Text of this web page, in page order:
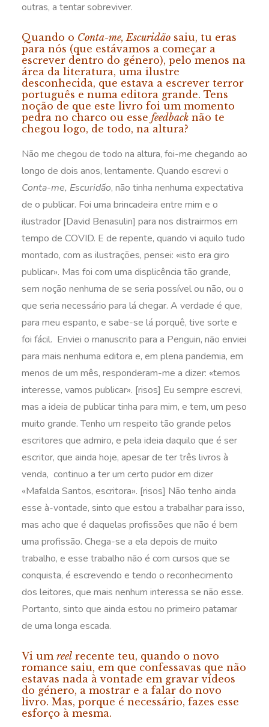
outras, a tentar sobreviver.
Quando o Conta-me, Escuridão saiu, tu eras
para nós (que estávamos a começar a
escrever dentro do género), pelo menos na
área da literatura, uma ilustre
desconhecida, que estava a escrever terror
português e numa editora grande. Tens
noção de que este livro foi um momento
pedra no charco ou esse feedback não te
chegou logo, de todo, na altura?
Não me chegou de todo na altura, foi-me chegando ao
longo de dois anos, lentamente. Quando escrevi o
Conta-me, Escuridão, não tinha nenhuma expectativa
de o publicar. Foi uma brincadeira entre mim e o
ilustrador [David Benasulin] para nos distrairmos em
tempo de COVID. E de repente, quando vi aquilo tudo
montado, com as ilustrações, pensei: «isto era giro
publicar». Mas foi com uma displicência tão grande,
sem noção nenhuma de se seria possível ou não, ou o
que seria necessário para lá chegar. A verdade é que,
para meu espanto, e sabe-se lá porquê, tive sorte e
foi fácil. Enviei o manuscrito para a Penguin, não enviei
para mais nenhuma editora e, em plena pandemia, em
menos de um mês, responderam-me a dizer: «temos
interesse, vamos publicar». [risos] Eu sempre escrevi,
mas a ideia de publicar tinha para mim, e tem, um peso
muito grande. Tenho um respeito tão grande pelos
escritores que admiro, e pela ideia daquilo que é ser
escritor, que ainda hoje, apesar de ter três livros à
venda, continuo a ter um certo pudor em dizer
«Mafalda Santos, escritora». [risos] Não tenho ainda
esse à-vontade, sinto que estou a trabalhar para isso,
mas acho que é daquelas profissões que não é bem
uma profissão. Chega-se a ela depois de muito
trabalho, e esse trabalho não é com cursos que se
conquista, é escrevendo e tendo o reconhecimento
dos leitores, que mais nenhum interessa se não esse.
Portanto, sinto que ainda estou no primeiro patamar
de uma longa escada.
Vi um reel recente teu, quando o novo
romance saiu, em que confessavas que não
estavas nada à vontade em gravar vídeos
do género, a mostrar e a falar do novo
livro. Mas, porque é necessário, fazes esse
esforço à mesma.